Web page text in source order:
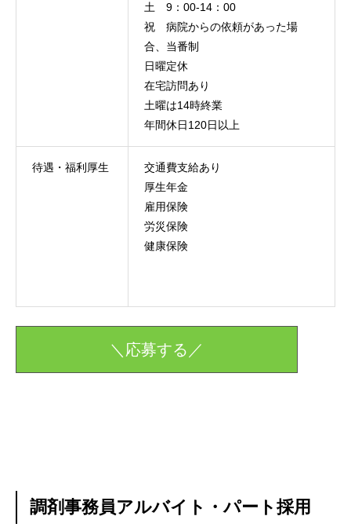
土 9：00-14：00
祝 病院からの依頼があった場
合、当番制
日曜定休
在宅訪問あり
土曜は14時終業
年間休日120日以上
待遇・福利厚生
交通費支給あり
厚生年金
雇用保険
労災保険
健康保険
＼応募する／
調剤事務員アルバイト・パート採用